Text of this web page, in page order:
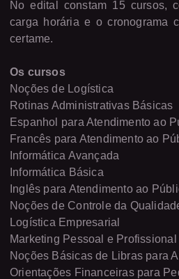
No edital constam 15 cursos,
carga horária e o cronograma
certame.
Os cursos
Noções de Logística
Rotinas Administrativas Básicas
Espanhol para Atendimento ao
Francês para Atendimento ao
Informática Avançada
Informática Básica
Inglês para Atendimento ao
Noções de Controle da
Logística Empresarial
Marketing Pessoal e Profissional
Noções Básicas de Libras para
Orientações Financeiras para